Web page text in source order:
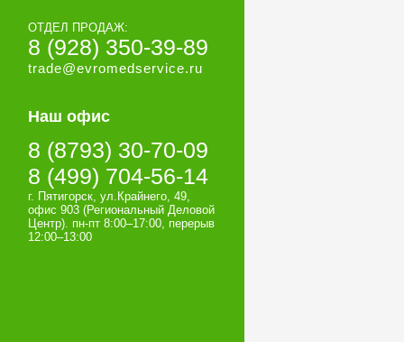
ОТДЕЛ ПРОДАЖ:
8 (928) 350-39-89
trade@evromedservice.ru
Наш офис
8 (8793) 30-70-09
8 (499) 704-56-14
г. Пятигорск, ул.Крайнего, 49,
офис 903 (Региональный Деловой
Центр). пн-пт 8:00–17:00, перерыв
12:00–13:00